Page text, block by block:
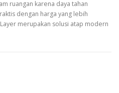
ruangan karena daya tahan
dengan harga yang lebih
merupakan solusi atap modern